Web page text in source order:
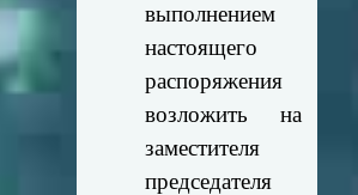
выполнением
настоящего
распоряжения
возложить на
заместителя
председателя